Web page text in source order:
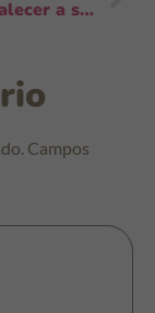
Como fortalecer a saúde intestinal do bebê: 7 passos simples que funcionam
Campos